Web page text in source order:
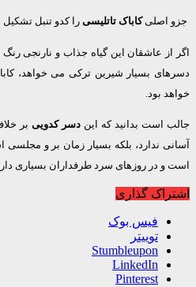
کاباک تاتلیسیرا کدو تنبل تشکیل می
عاشقان این گیاه جذاب و نارنجی رنگ
بسیار شیرین ترکی می خواهد، کاباک
بود.
است بدانید که ایندسر کدوییبر خلاف
ندارد، بلکه بسیار زمان بر و مجلسی است.
در روزهای سرد طرفداران بسیاری دارد.
گذاری
فیس بوک
توییتر
Stumbleupon
LinkedIn
Pinterest